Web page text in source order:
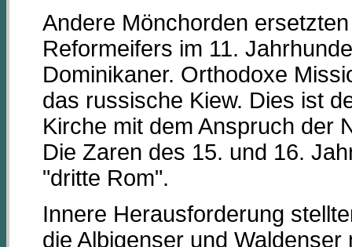
Andere Mönchorden
Reformeifers im 11.
Dominikaner. Orthodoxe
das russische Kiew. Dies ist
Kirche mit dem Anspruch der
Die Zaren des 15. und 16.
"dritte Rom".
Innere Herausforderung
die Albigenser und